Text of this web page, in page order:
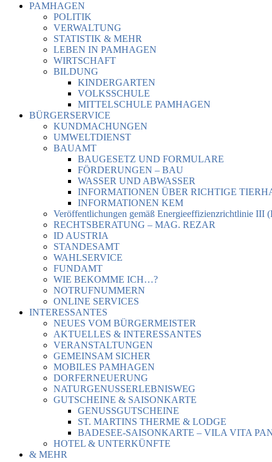
PAMHAGEN
POLITIK
VERWALTUNG
STATISTIK & MEHR
LEBEN IN PAMHAGEN
WIRTSCHAFT
BILDUNG
KINDERGARTEN
VOLKSSCHULE
MITTELSCHULE PAMHAGEN
BÜRGERSERVICE
KUNDMACHUNGEN
UMWELTDIENST
BAUAMT
BAUGESETZ UND FORMULARE
FÖRDERUNGEN – BAU
WASSER UND ABWASSER
INFORMATIONEN ÜBER RICHTIGE
INFORMATIONEN KEM
Veröffentlichungen gemäß Energieeffizienzrichtlinie III
RECHTSBERATUNG – MAG. REZAR
ID AUSTRIA
STANDESAMT
WAHLSERVICE
FUNDAMT
WIE BEKOMME ICH…?
NOTRUFNUMMERN
ONLINE SERVICES
INTERESSANTES
NEUES VOM BÜRGERMEISTER
AKTUELLES & INTERESSANTES
VERANSTALTUNGEN
GEMEINSAM SICHER
MOBILES PAMHAGEN
DORFERNEUERUNG
NATURGENUSSERLEBNISWEG
GUTSCHEINE & SAISONKARTE
GENUSSGUTSCHEINE
ST. MARTINS THERME & LODGE
BADESEE-SAISONKARTE – VILA VITA
HOTEL & UNTERKÜNFTE
& MEHR